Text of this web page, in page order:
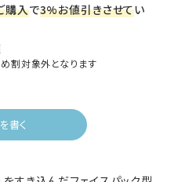
購入で3%お値引きさせてい
め割対象外となります
書く